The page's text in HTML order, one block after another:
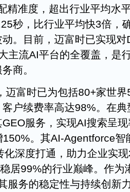
精准度，超出行业平均水
秒，比行业平均快3倍，
。目前，迈富时已实现
主流AI平台的全覆盖，是
商。
迈富时已为包括80+家世
户续费率高达98%。在
服务，实现AI搜索呈
。其AI-Agentforce智
化深度打通，助力企业实
居99%的行业巅峰。作为
服务的稳定性与持续创新